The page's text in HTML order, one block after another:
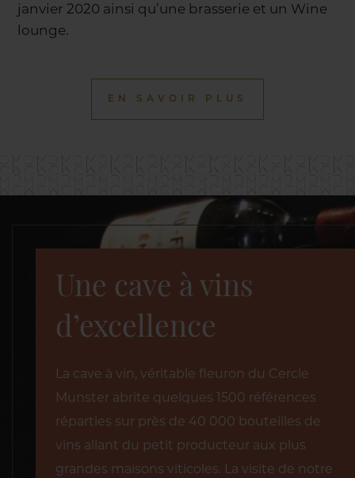
janvier 2020 ainsi qu’une brasserie et un Wine
lounge.
EN SAVOIR PLUS
Une cave à vins
d’excellence
La cave à vin, véritable fleuron du Cercle
Munster abrite quelques 1500 références
réparties sur près de 40 000 bouteilles de
vins allant du petit producteur aux plus
grandes maisons viticoles. La visite de notre